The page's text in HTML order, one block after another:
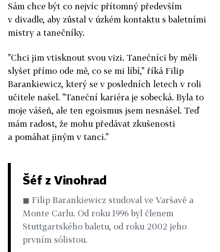
Sám chce být co nejvíc přítomný především
v divadle, aby zůstal v úzkém kontaktu s baletními
mistry a tanečníky.
"Chci jim vtisknout svou vizi. Tanečníci by měli
slyšet přímo ode mě, co se mi líbí," říká Filip
Barankiewicz, který se v posledních letech v roli
učitele našel. "Taneční kariéra je sobecká. Byla to
moje vášeň, ale ten egoismus jsem nesnášel. Teď
mám radost, že mohu předávat zkušenosti
a pomáhat jiným v tanci."
Šéf z Vinohrad
◼ Filip Barankiewicz studoval ve Varšavě a
Monte Carlu. Od roku 1996 byl členem
Stuttgartského baletu, od roku 2002 jeho
prvním sólistou.